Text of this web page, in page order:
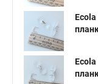
Ecola
Ecola